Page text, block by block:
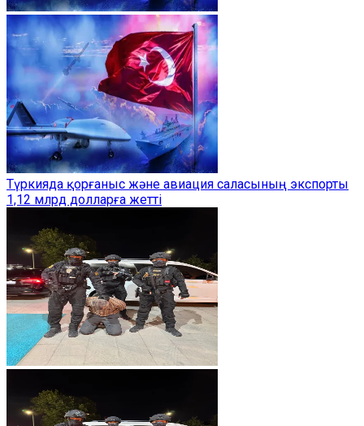
Түркияда қорғаныс және авиация саласының экспорты
1,12 млрд долларға жетті